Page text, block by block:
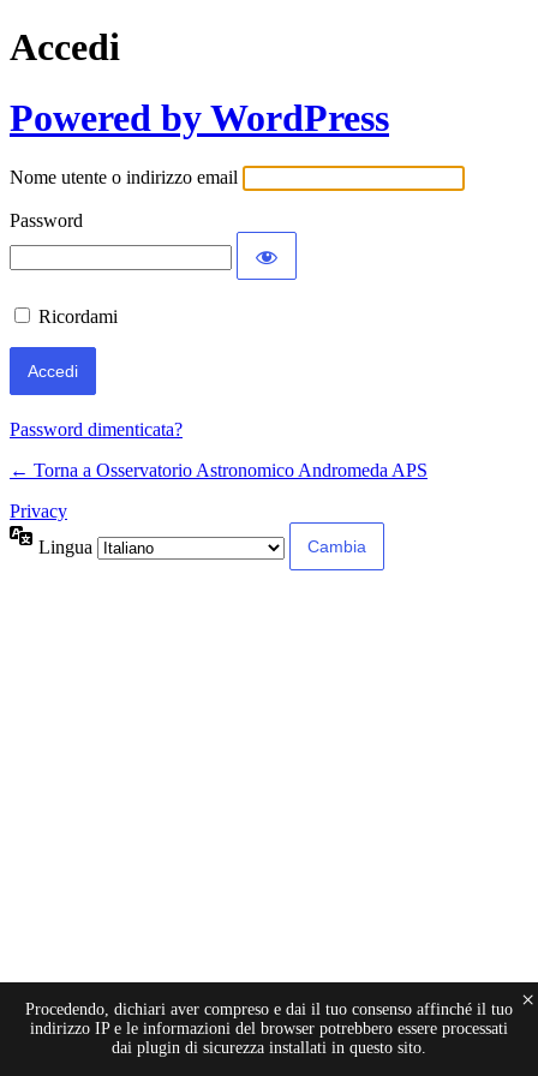
Accedi
Powered by WordPress
Nome utente o indirizzo email
Password
Ricordami
Password dimenticata?
← Torna a Osservatorio Astronomico Andromeda APS
Privacy
Lingua
Procedendo, dichiari aver compreso e dai il tuo consenso affinché il tuo
indirizzo IP e le informazioni del browser potrebbero essere processati
dai plugin di sicurezza installati in questo sito.
×